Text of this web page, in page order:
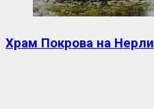
Храм Покрова на Нерли